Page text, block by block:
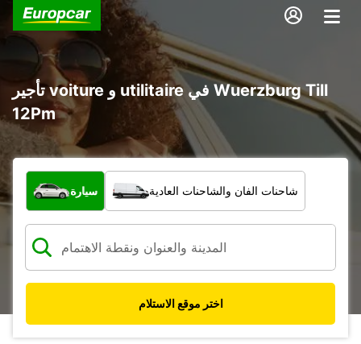
تأجير voiture و utilitaire في Wuerzburg Till
12Pm
ما نوع المركبة؟
سيارة شاحنات الفان والشاحنات العادية
اختر موقع الاستلام